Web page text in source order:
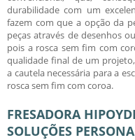
durabilidade com um
fazem com que a opção da
peças através de desenhos
pois a rosca sem fim com
qualidade final de um
a cautela necessária para a
rosca sem fim com coroa.
FRESADORA
SOLUÇÕES